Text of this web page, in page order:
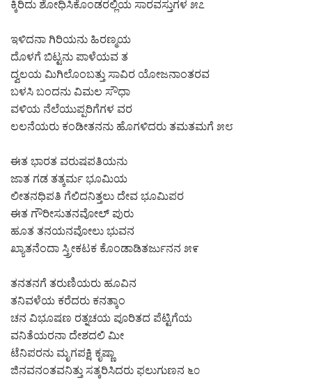
ಕ್ಕಿರಿದು ಶೋಧಿಸಿಕೊಂಡರಲ್ಲಿಯ ಸಾರವಸ್ತುಗಳ ೫೭
ಇಳಿದನಾ ಗಿರಿಯನು ಹಿರಣ್ಮಯ
ದೊಳಗೆ ಬಿಟ್ಟನು ಪಾಳೆಯವ ತ
ದ್ವಲಯ ಮಿಗಿಲೊಂಬತ್ತು ಸಾವಿರ ಯೋಜನಾಂತರವ
ಬಳಸಿ ಬಂದನು ವಿಮಲ ಸೌಧಾ
ವಳಿಯ ನೆಲೆಯುಪ್ಪರಿಗೆಗಳ ವರ
ಲಲನೆಯರು ಕಂಡೀತನನು ಹೊಗಳಿದರು ತಮತಮಗೆ ೫೮
ಈತ ಭಾರತ ವರುಷಪತಿಯನು
ಜಾತ ಗಡ ತತ್ಕರ್ಮ ಭೂಮಿಯ
ಲೀತನಧಿಪತಿ ಗೆಲಿದನಿತ್ತಲು ದೇವ ಭೂಮಿಪರ
ಈತ ಗೌರೀಸುತನವೋಲ್ ಪುರು
ಹೂತ ತನಯನವೋಲು ಭುವನ
ಖ್ಯಾತನೆಂದಾ ಸ್ತ್ರೀಕಟಕ ಕೊಂಡಾಡಿತರ್ಜುನನ ೫೯
ತನತನಗೆ ತರುಣಿಯರು ಹೂವಿನ
ತನಿವಳೆಯ ಕರೆದರು ಕನತ್ಕಾಂ
ಚನ ವಿಭೂಷಣ ರತ್ನಚಯ ಪೂರಿತದ ಪೆಟ್ಟಿಗೆಯ
ವನಿತೆಯರನಾ ದೇಶದಲಿ ಮೀ
ಟೆನಿಪರನು ಮೃಗಪಕ್ಷಿ ಕೃಷ್ಣಾ
ಜಿನವನಂತವನಿತ್ತು ಸತ್ಕರಿಸಿದರು ಫಲುಗುಣನ ೬೦